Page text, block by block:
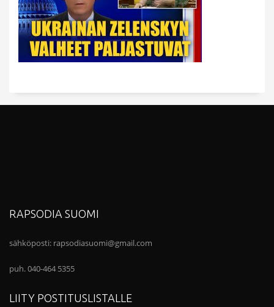
RAPSODIA SUOMI
sähköposti: rapsodiasuomi@gmail.com
puh. 040-464 5355
LIITY POSTITUSLISTALLE